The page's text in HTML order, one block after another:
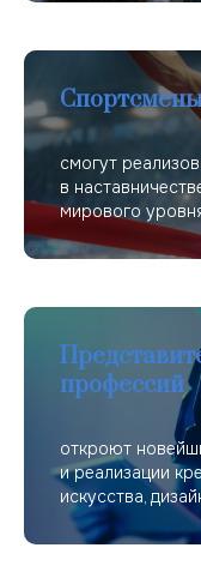
смогут
в
мирового
профессий
откроют
и реализации
искусства,